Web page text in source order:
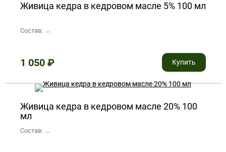
Живица кедра в кедровом масле 5% 100 мл
Состав: живица кедра очищенная 5%, эфирное кедровое масло
1 050 ₽ Купить
Живица кедра в кедровом масле 20% 100
мл
Состав: живица кедра очищенная 20%, эфирное кедровое масло